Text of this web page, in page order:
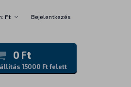
Ft Bejelentkezés
0 Ft
15000 Ft felett